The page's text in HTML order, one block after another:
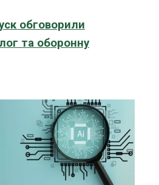
обговорили
та оборонну